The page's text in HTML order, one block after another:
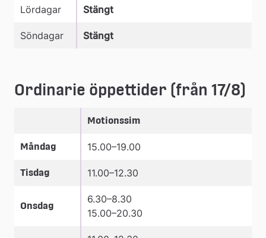
Lördagar Stängt
Söndagar Stängt
Ordinarie öppettider (från 17/8)
Öppettider på Gammelstads badhus
Motionssim
Måndag 15.00–19.00
Tisdag 11.00–12.30
Onsdag
6.30–8.30
15.00–20.30